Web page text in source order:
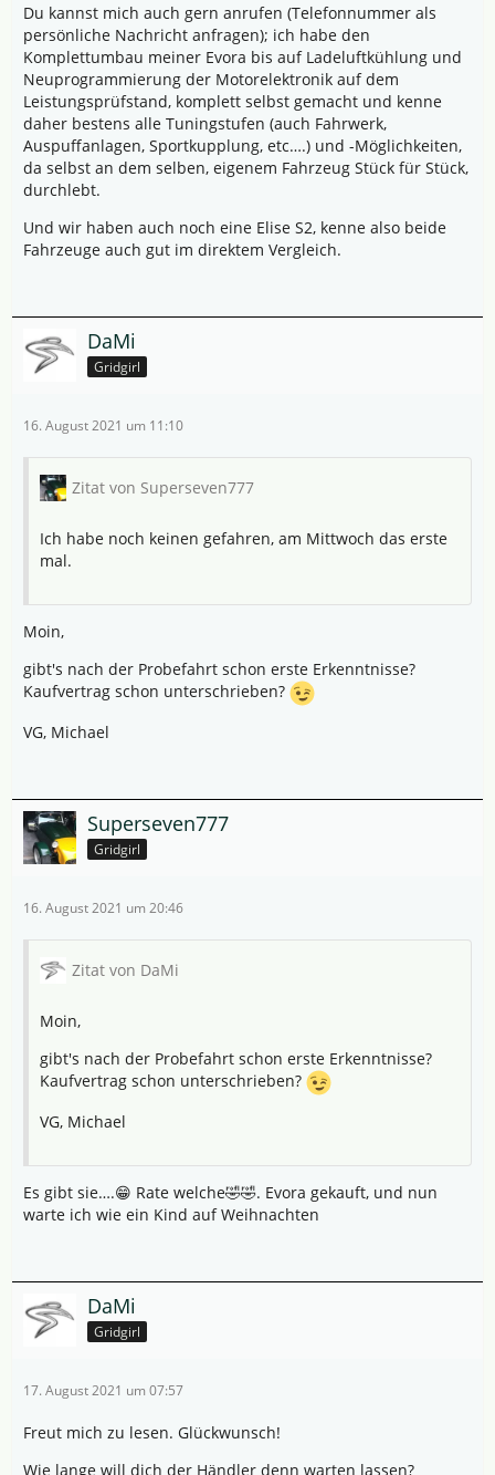
Du kannst mich auch gern anrufen (Telefonnummer als
persönliche Nachricht anfragen); ich habe den
Komplettumbau meiner Evora bis auf Ladeluftkühlung und
Neuprogrammierung der Motorelektronik auf dem
Leistungsprüfstand, komplett selbst gemacht und kenne
daher bestens alle Tuningstufen (auch Fahrwerk,
Auspuffanlagen, Sportkupplung, etc….) und -Möglichkeiten,
da selbst an dem selben, eigenem Fahrzeug Stück für Stück,
durchlebt.
Und wir haben auch noch eine Elise S2, kenne also beide
Fahrzeuge auch gut im direktem Vergleich.
DaMi
Gridgirl
16. August 2021 um 11:10
Zitat von Superseven777
Ich habe noch keinen gefahren, am Mittwoch das erste
mal.
Moin,
gibt's nach der Probefahrt schon erste Erkenntnisse?
Kaufvertrag schon unterschrieben?
VG, Michael
Superseven777
Gridgirl
16. August 2021 um 20:46
Zitat von DaMi
Moin,
gibt's nach der Probefahrt schon erste Erkenntnisse?
Kaufvertrag schon unterschrieben?
VG, Michael
Es gibt sie….😁 Rate welche🤣🤣. Evora gekauft, und nun
warte ich wie ein Kind auf Weihnachten
DaMi
Gridgirl
17. August 2021 um 07:57
Freut mich zu lesen. Glückwunsch!
Wie lange will dich der Händler denn warten lassen?